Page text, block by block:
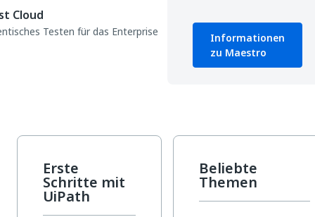
Cloud
Testen für das Enterprise
Informationen
zu Maestro
Erste
Schritte mit
UiPath
Beliebte
Themen